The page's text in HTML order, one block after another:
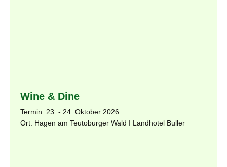
Wine & Dine
Termin: 23. - 24. Oktober 2026
Ort: Hagen am Teutoburger Wald I Landhotel Buller